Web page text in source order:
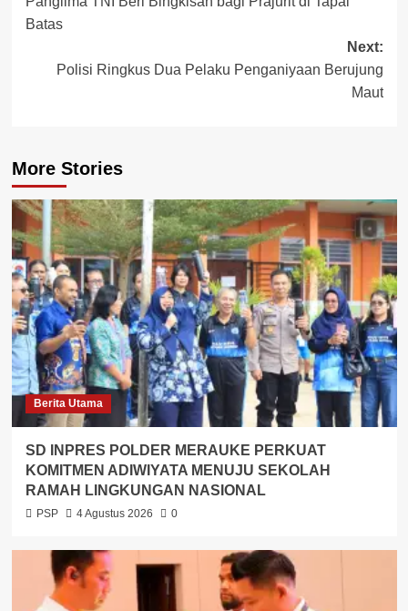
navigation
Batas
Next:
Polisi Ringkus Dua Pelaku Penganiyaan Berujung
Maut
More Stories
Berita Utama
SD INPRES POLDER MERAUKE PERKUAT
KOMITMEN ADIWIYATA MENUJU SEKOLAH
RAMAH LINGKUNGAN NASIONAL
PSP 4 Agustus 2026 0